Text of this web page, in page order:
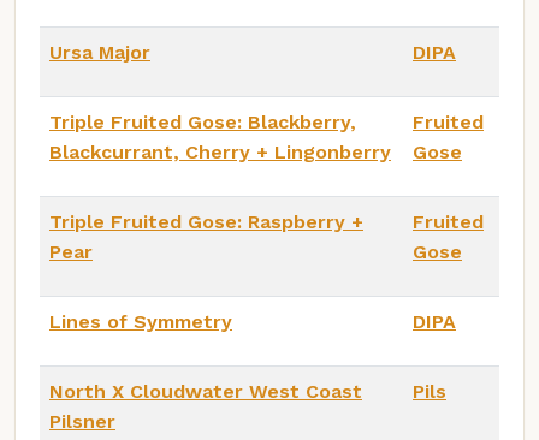
Ursa Major DIPA
Triple Fruited Gose: Blackberry,
Blackcurrant, Cherry + Lingonberry
Fruited
Gose
Triple Fruited Gose: Raspberry +
Pear
Fruited
Gose
Lines of Symmetry DIPA
North X Cloudwater West Coast
Pilsner
Pils